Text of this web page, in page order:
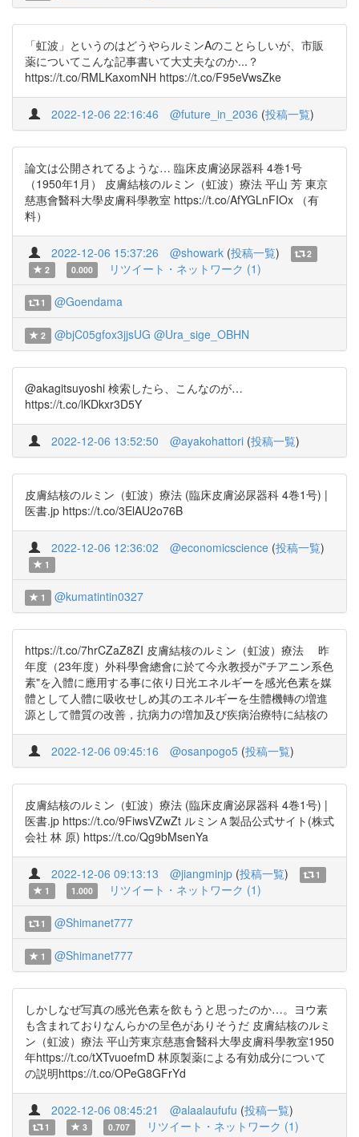
「虹波」というのはどうやらルミンAのことらしいが、市販
薬についてこんな記事書いて大丈夫なのか...？
https://t.co/RMLKaxomNH https://t.co/F95eVwsZke
2022-12-06 22:16:46 @future_in_2036 (投稿一覧)
論文は公開されてるような… 臨床皮膚泌尿器科 4巻1号
（1950年1月） 皮膚結核のルミン（虹波）療法 平山 芳 東京
慈惠會醫科大學皮膚科學教室 https://t.co/AfYGLnFIOx （有
料）
2022-12-06 15:37:26 @showark (投稿一覧)
2
2
0.000 リツイート・ネットワーク (1)
1 @Goendama
2 @bjC05gfox3jjsUG @Ura_sige_OBHN
@akagitsuyoshi 検索したら、こんなのが…
https://t.co/lKDkxr3D5Y
2022-12-06 13:52:50 @ayakohattori (投稿一覧)
皮膚結核のルミン（虹波）療法 (臨床皮膚泌尿器科 4巻1号) |
医書.jp https://t.co/3ElAU2o76B
2022-12-06 12:36:02 @economicscience (投稿一覧)
1
1 @kumatintin0327
https://t.co/7hrCZaZ8ZI 皮膚結核のルミン（虹波）療法 昨
年度（23年度）外科學會總會に於て今永教授が"チアニン系色
素"を入體に應用する事に依り日光エネルギーを感光色素を媒
體として人體に吸收せしめ其のエネルギーを生體機轉の増進
源として體質の改善，抗病力の増加及び疾病治療特に結核の
2022-12-06 09:45:16 @osanpogo5 (投稿一覧)
皮膚結核のルミン（虹波）療法 (臨床皮膚泌尿器科 4巻1号) |
医書.jp https://t.co/9FiwsVZwZt ルミンＡ製品公式サイト(株式
会社 林 原) https://t.co/Qg9bMsenYa
2022-12-06 09:13:13 @jiangminjp (投稿一覧)
1
1
1.000 リツイート・ネットワーク (1)
1 @Shimanet777
1 @Shimanet777
しかしなぜ写真の感光色素を飲もうと思ったのか…。ヨウ素
も含まれておりなんらかの呈色がありそうだ 皮膚結核のルミ
ン（虹波）療法 平山芳東京慈惠會醫科大學皮膚科學教室1950
年https://t.co/tXTvuoefmD 林原製薬による有効成分について
の説明https://t.co/OPeG8GFrYd
2022-12-06 08:45:21 @alaalaufufu (投稿一覧)
1 3 0.707 リツイート・ネットワーク (1)